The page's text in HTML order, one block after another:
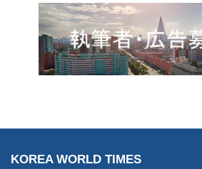
KOREA WORLD TIMES